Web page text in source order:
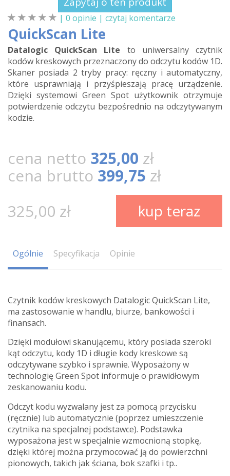
| 0 opinie | czytaj komentarze
QuickScan Lite
Datalogic QuickScan Lite to uniwersalny czytnik
kodów kreskowych przeznaczony do odczytu kodów 1D.
Skaner posiada 2 tryby pracy: ręczny i automatyczny,
które usprawniają i przyśpieszają pracę urządzenie.
Dzięki systemowi Green Spot użytkownik otrzymuje
potwierdzenie odczytu bezpośrednio na odczytywanym
kodzie.
cena netto 325,00 zł
cena brutto 399,75 zł
325,00 zł
kup teraz
Ogólnie Specyfikacja Opinie
Czytnik kodów kreskowych Datalogic QuickScan Lite,
ma zastosowanie w handlu, biurze, bankowości i
finansach.
Dzięki modułowi skanującemu, który posiada szeroki
kąt odczytu, kody 1D i długie kody kreskowe są
odczytywane szybko i sprawnie. Wyposażony w
technologię Green Spot informuje o prawidłowym
zeskanowaniu kodu.
Odczyt kodu wyzwalany jest za pomocą przycisku
(ręcznie) lub automatycznie (poprzez umieszczenie
czytnika na specjalnej podstawce). Podstawka
wyposażona jest w specjalnie wzmocnioną stopkę,
dzięki której można przymocować ją do powierzchni
pionowych, takich jak ściana, bok szafki i tp..